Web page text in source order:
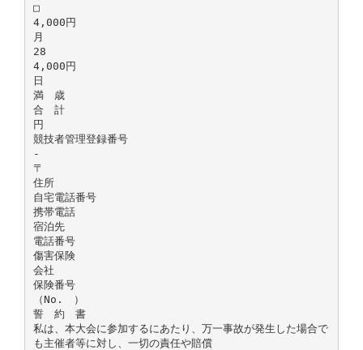
□
4,000円
月
28
4,000円
日
満 歳
合 計
円
競技者管理登録番号
-
〒
住所
自宅電話番号
携帯電話
宿泊先
電話番号
傷害保険
会社
保険番号
（No. ）
誓 約 書
私は、本大会に参加するにあたり、万一事故が発生した場合で
も主催者等に対し、一切の責任や賠償